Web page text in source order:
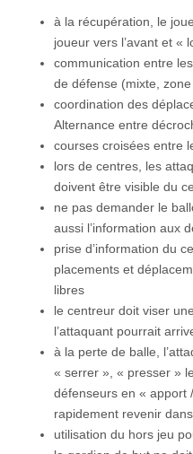
à la récupération, le
joueur vers l’avant et «
communication entre
de défense (mixte,
coordination des
Alternance entre
courses croisées entre
lors de centres, les
doivent être visible du
ne pas demander le
aussi l’information aux
prise d’information du
placements et
libres
le centreur doit viser
l’attaquant pourrait
à la perte de balle,
« serrer », « presser »
défenseurs en « apport
rapidement revenir
utilisation du hors jeu